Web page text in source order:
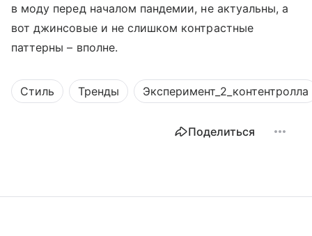
в моду перед началом пандемии, не актуальны, а
вот джинсовые и не слишком контрастные
паттерны – вполне.
Стиль Тренды Эксперимент_2_контентролла
Поделиться